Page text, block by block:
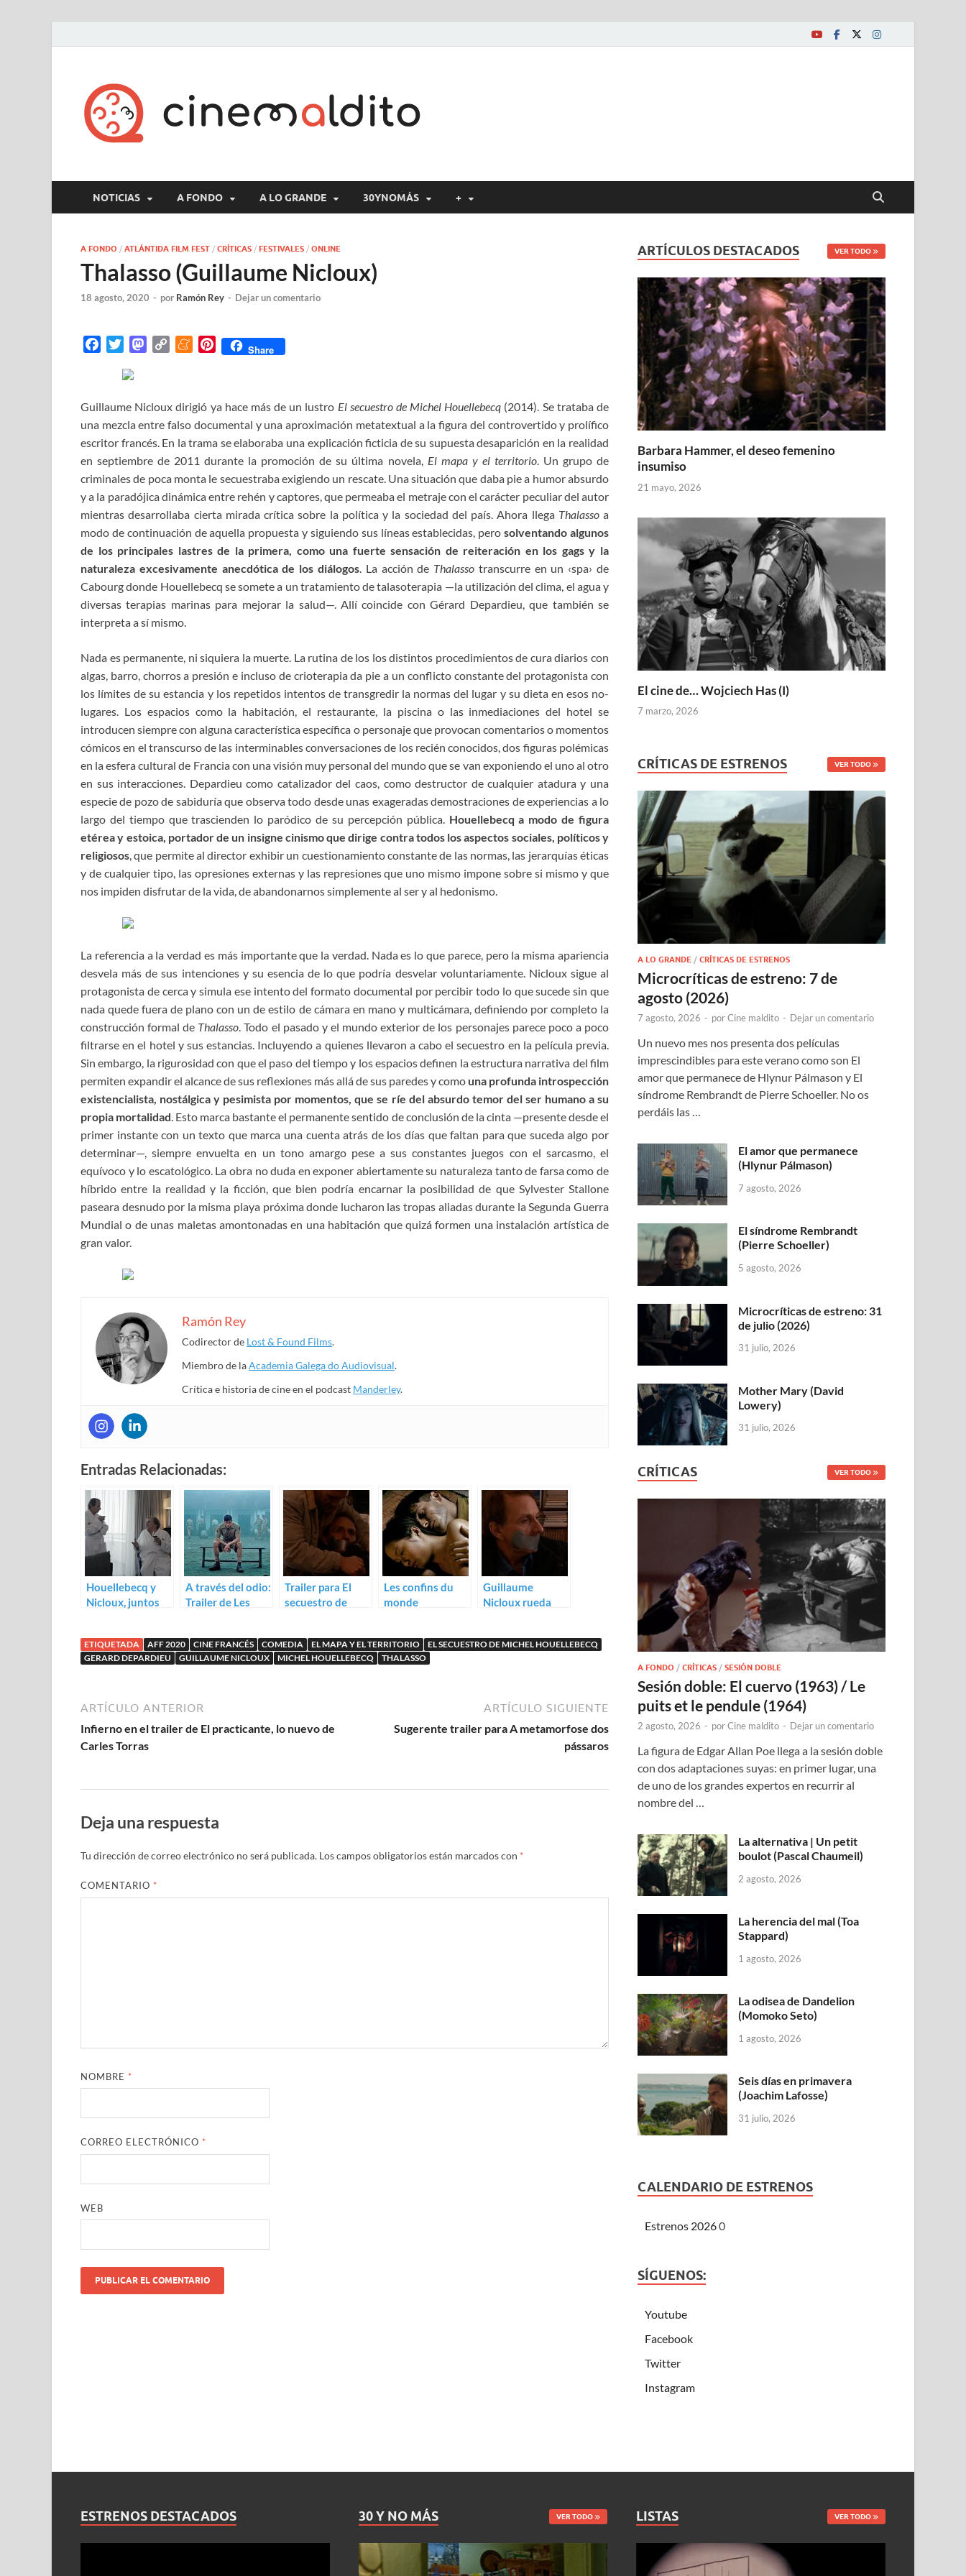
NOTICIAS A FONDO A LO GRANDE 30YNOMÁS +
A FONDO / ATLÁNTIDA FILM FEST / CRÍTICAS / FESTIVALES / ONLINE
Thalasso (Guillaume Nicloux)
18 agosto, 2020 - por Ramón Rey - Dejar un comentario
b
o
o
k
i
t
e
r
M
o
d
o
n
L
i
n
k
M
a
m
e
P
e
r
e
s
t
Share
Guillaume Nicloux dirigió ya hace más de un lustro El secuestro de Michel Houellebecq (2014). Se trataba de
una mezcla entre falso documental y una aproximación metatextual a la figura del controvertido y prolífico
escritor francés. En la trama se elaboraba una explicación ficticia de su supuesta desaparición en la realidad
en septiembre de 2011 durante la promoción de su última novela, El mapa y el territorio. Un grupo de
criminales de poca monta le secuestraba exigiendo un rescate. Una situación que daba pie a humor absurdo
y a la paradójica dinámica entre rehén y captores, que permeaba el metraje con el carácter peculiar del autor
mientras desarrollaba cierta mirada crítica sobre la política y la sociedad del país. Ahora llega Thalassoa
modo de continuación de aquella propuesta y siguiendo sus líneas establecidas, perosolventando algunos
de los principales lastres de la primera, como una fuerte sensación de reiteración en los gags y la
naturaleza excesivamente anecdótica de los diálogos. La acción de Thalasso transcurre en un ‹spa› de
Cabourg donde Houellebecq se somete a un tratamiento de talasoterapia —la utilización del clima, el agua y
diversas terapias marinas para mejorar la salud—. Allí coincide con Gérard Depardieu, que también se
interpreta a sí mismo.
Nada es permanente, ni siquiera la muerte. La rutina de los los distintos procedimientos de cura diarios con
algas, barro, chorros a presión e incluso de crioterapia da pie a un conflicto constante del protagonista con
los límites de su estancia y los repetidos intentos de transgredir la normas del lugar y su dieta en esos no-
lugares. Los espacios como la habitación, el restaurante, la piscina o las inmediaciones del hotel se
introducen siempre con alguna característica específica o personaje que provocan comentarios o momentos
cómicos en el transcurso de las interminables conversaciones de los recién conocidos, dos figuras polémicas
en la esfera cultural de Francia con una visión muy personal del mundo que se van exponiendo el uno al otro
en sus interacciones. Depardieu como catalizador del caos, como destructor de cualquier atadura y una
especie de pozo de sabiduría que observa todo desde unas exageradas demostraciones de experiencias a lo
largo del tiempo que trascienden lo paródico de su percepción pública. Houellebecqa modo de figura
etérea y estoica, portador de un insigne cinismoque dirige contra todos los aspectos sociales, políticos y
religiosos, que permite al director exhibir un cuestionamiento constante de las normas, las jerarquías éticas
y de cualquier tipo, las opresiones externas y las represiones que uno mismo impone sobre si mismo y que
nos impiden disfrutar de la vida, de abandonarnos simplemente al ser y al hedonismo.
La referencia a la verdad es más importante que la verdad. Nada es lo que parece, pero la misma apariencia
desvela más de sus intenciones y su esencia de lo que podría desvelar voluntariamente. Nicloux sigue al
protagonista de cerca y simula ese intento del formato documental por percibir todo lo que sucede sin que
nada quede fuera de plano con un de estilo de cámara en mano y multicámara, definiendo por completo la
construcción formal de Thalasso. Todo el pasado y el mundo exterior de los personajes parece poco a poco
filtrarse en el hotel y sus estancias. Incluyendo a quienes llevaron a cabo el secuestro en la película previa.
Sin embargo, la rigurosidad con que el paso del tiempo y los espacios definen la estructura narrativa del film
permiten expandir el alcance de sus reflexiones más allá de sus paredes y como una profunda introspección
existencialista, nostálgica y pesimista por momentos, que se ríe del absurdo temor del ser humano a su
propia mortalidad. Esto marca bastante el permanente sentido de conclusión de la cinta —presente desde el
primer instante con un texto que marca una cuenta atrás de los días que faltan para que suceda algo por
determinar—, siempre envuelta en un tono amargo pese a sus constantes juegos con el sarcasmo, el
equívoco y lo escatológico. La obra no duda en exponer abiertamente su naturaleza tanto de farsa como de
híbrido entre la realidad y la ficción, que bien podría encarnar la posibilidad de que Sylvester Stallone
paseara desnudo por la misma playa próxima donde lucharon las tropas aliadas durante la Segunda Guerra
Mundial o de unas maletas amontonadas en una habitación que quizá formen una instalación artística de
gran valor.
Ramón Rey
Codirector de Lost & Found Films.
Miembro de laAcademia Galega do Audiovisual.
Crítica e historia de cine en el podcast Manderley.
Entradas Relacionadas:
Houellebecq y
Nicloux, juntos
A través del odio:
Trailer de Les
Trailer para El
secuestro de
Les confins du
monde
Guillaume
Nicloux rueda
ETIQUETADA AFF 2020 CINE FRANCÉS COMEDIA EL MAPA Y EL TERRITORIO
EL SECUESTRO DE MICHEL HOUELLEBECQ
GERARD DEPARDIEU
GUILLAUME NICLOUX MICHEL HOUELLEBECQ THALASSO
ARTÍCULO ANTERIOR
Infierno en el trailer de El practicante, lo nuevo de
Carles Torras
ARTÍCULO SIGUIENTE
Sugerente trailer para A metamorfose dos
pássaros
Deja una respuesta
Tu dirección de correo electrónico no será publicada. Los campos obligatorios están marcados con *
COMENTARIO *
NOMBRE *
CORREO ELECTRÓNICO *
WEB
ARTÍCULOS DESTACADOS VER TODO
Barbara Hammer, el deseo femenino
insumiso
21 mayo, 2026
El cine de… Wojciech Has (I)
7 marzo, 2026
CRÍTICAS DE ESTRENOS VER TODO
A LO GRANDE /CRÍTICAS DE ESTRENOS
Microcríticas de estreno: 7 de
agosto (2026)
7 agosto, 2026 - porCine maldito - Dejar un comentario
Un nuevo mes nos presenta dos películas
imprescindibles para este verano como son El
amor que permanece de Hlynur Pálmason y El
síndrome Rembrandt de Pierre Schoeller. No os
perdáis las …
El amor que permanece
(Hlynur Pálmason)
7 agosto, 2026
El síndrome Rembrandt
(Pierre Schoeller)
5 agosto, 2026
Microcríticas de estreno: 31
de julio (2026)
31 julio, 2026
Mother Mary (David
Lowery)
31 julio, 2026
CRÍTICAS VER TODO
A FONDO /CRÍTICAS /SESIÓN DOBLE
Sesión doble: El cuervo (1963) / Le
puits et le pendule (1964)
2 agosto, 2026 - porCine maldito - Dejar un comentario
La figura de Edgar Allan Poe llega a la sesión doble
con dos adaptaciones suyas: en primer lugar, una
de uno de los grandes expertos en recurrir al
nombre del …
La alternativa | Un petit
boulot (Pascal Chaumeil)
2 agosto, 2026
La herencia del mal (Toa
Stappard)
1 agosto, 2026
La odisea de Dandelion
(Momoko Seto)
1 agosto, 2026
Seis días en primavera
(Joachim Lafosse)
31 julio, 2026
CALENDARIO DE ESTRENOS
Estrenos 20260
SÍGUENOS:
Youtube
Facebook
Twitter
Instagram
ESTRENOS DESTACADOS 30 Y NO MÁS VER TODO LISTAS VER TODO